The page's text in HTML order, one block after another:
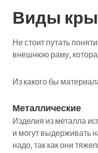
Виды
Не стоит путать
внешнюю раму,
Из какого бы
Металлические
Изделия из металла
и могут выдерживать
надо, так как они